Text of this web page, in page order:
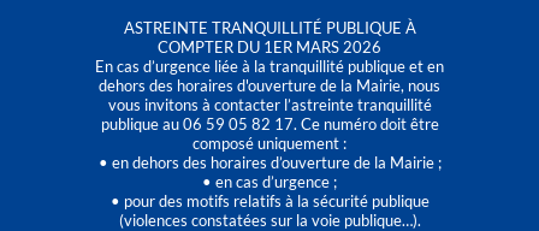
ASTREINTE TRANQUILLITÉ PUBLIQUE À
COMPTER DU 1ER MARS 2026
En cas d’urgence liée à la tranquillité publique et en
dehors des horaires d'ouverture de la Mairie, nous
vous invitons à contacter l’astreinte tranquillité
publique au 06 59 05 82 17. Ce numéro doit être
composé uniquement :
• en dehors des horaires d’ouverture de la Mairie ;
• en cas d’urgence ;
• pour des motifs relatifs à la sécurité publique
(violences constatées sur la voie publique…).